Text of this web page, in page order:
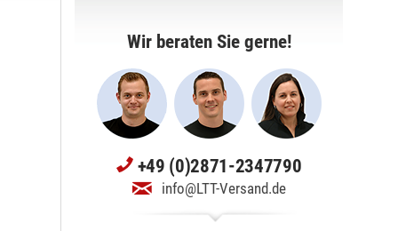
Wir beraten Sie gerne!
+49 (0)2871-2347790
info@LTT-Versand.de